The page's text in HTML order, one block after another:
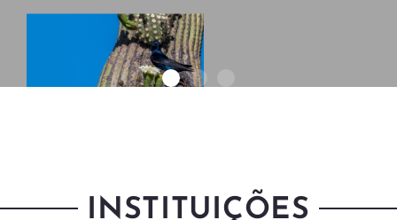
exposiãoINSTITUIÇÕES